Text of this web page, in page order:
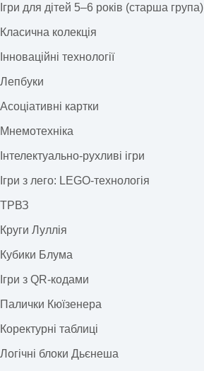
Ігри для дітей 5–6 років (старша група)
Класична колекція
Інноваційні технології
Лепбуки
Асоціативні картки
Мнемотехніка
Інтелектуально-рухливі ігри
Ігри з лего: LEGO-технологія
ТРВЗ
Круги Луллія
Кубики Блума
Ігри з QR-кодами
Палички Кюїзенера
Коректурні таблиці
Логічні блоки Дьєнеша